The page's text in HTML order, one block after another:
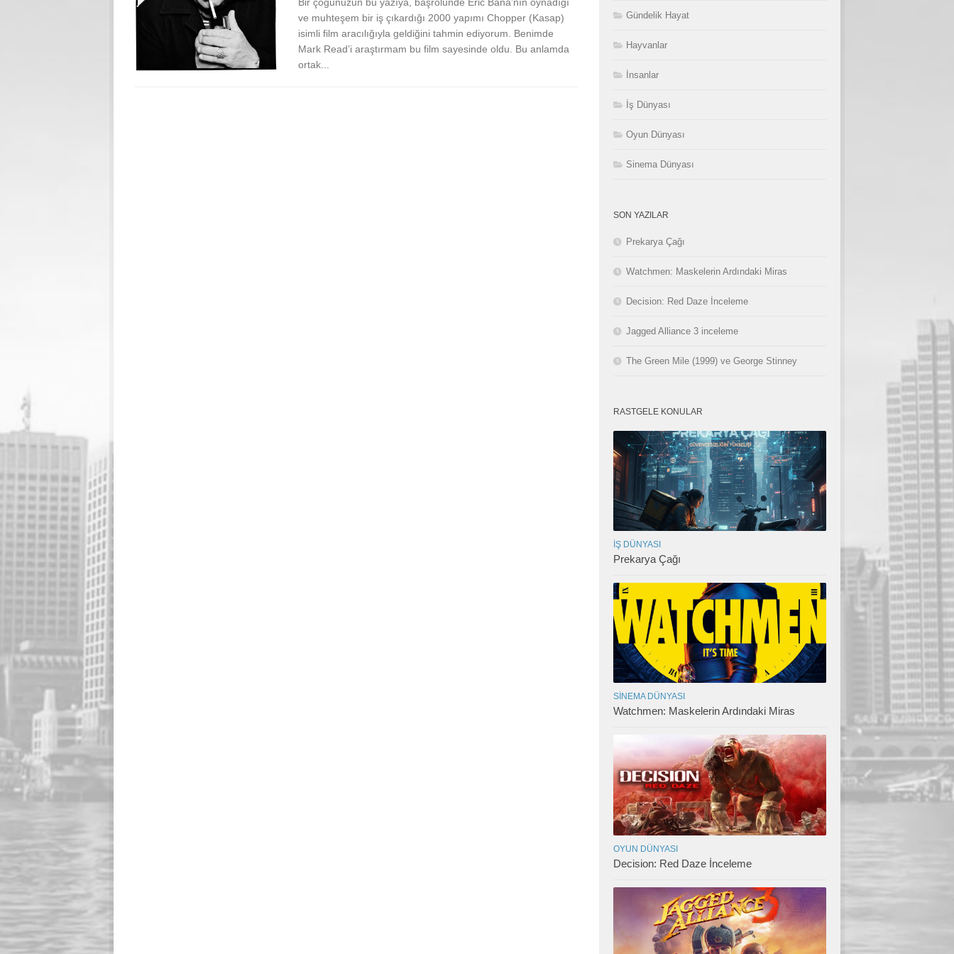
Bir çoğunuzun bu yazıya, başrolünde Eric Bana’nın oynadığı
ve muhteşem bir iş çıkardığı 2000 yapımı Chopper (Kasap)
isimli film aracılığıyla geldiğini tahmin ediyorum. Benimde
Mark Read’i araştırmam bu film sayesinde oldu. Bu anlamda
ortak...
Gündelik Hayat
Hayvanlar
İnsanlar
İş Dünyası
Oyun Dünyası
Sinema Dünyası
SON YAZILAR
Prekarya Çağı
Watchmen: Maskelerin Ardındaki Miras
Decision: Red Daze İnceleme
Jagged Alliance 3 inceleme
The Green Mile (1999) ve George Stinney
RASTGELE KONULAR
İŞ DÜNYASI
Prekarya Çağı
SINEMA DÜNYASI
Watchmen: Maskelerin Ardındaki Miras
OYUN DÜNYASI
Decision: Red Daze İnceleme